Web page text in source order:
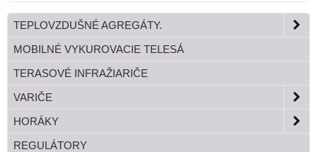
TEPLOVZDUŠNÉ AGREGÁTY.
MOBILNÉ VYKUROVACIE TELESÁ
TERASOVÉ INFRAŽIARIČE
VARIČE
HORÁKY
REGULÁTORY